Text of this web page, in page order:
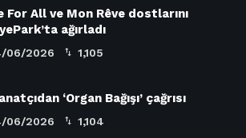
For All ve Mon Rêve dostlarını
ağırladı
06/2026 1,105
‘Organ Bağışı’ çağrısı
06/2026 1,104